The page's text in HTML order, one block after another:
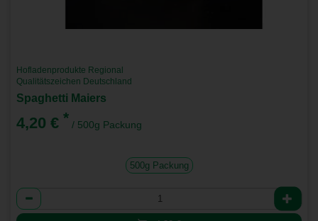
Hofladenprodukte Regional
Qualitätszeichen Deutschland
Spaghetti Maiers
4,20 € * / 500g Packung
500g Packung
Anzahl